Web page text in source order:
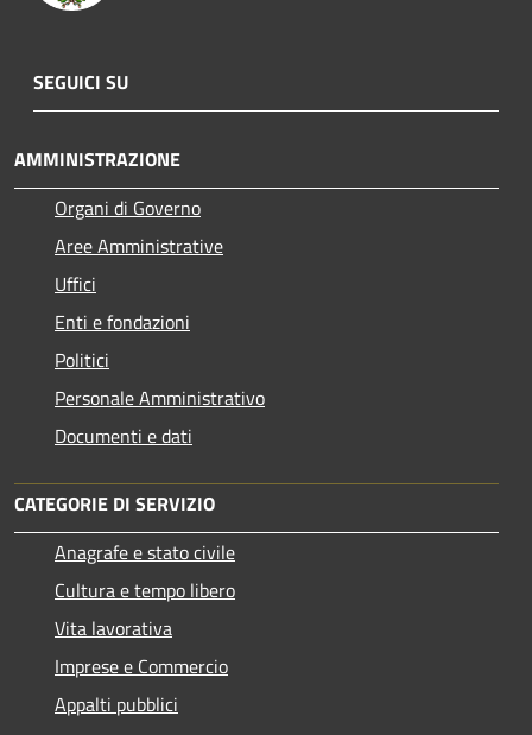
SEGUICI SU
AMMINISTRAZIONE
Organi di Governo
Aree Amministrative
Uffici
Enti e fondazioni
Politici
Personale Amministrativo
Documenti e dati
CATEGORIE DI SERVIZIO
Anagrafe e stato civile
Cultura e tempo libero
Vita lavorativa
Imprese e Commercio
Appalti pubblici